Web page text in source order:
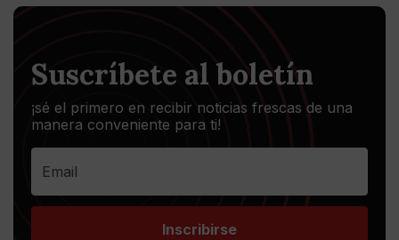
Suscríbete al boletín
¡sé el primero en recibir noticias frescas de una
manera conveniente para ti!
Inscribirse